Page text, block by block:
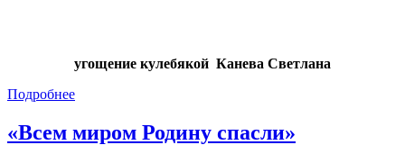
угощение кулебякой Канева Светлана
Подробнее
«Всем миром Родину спасли»